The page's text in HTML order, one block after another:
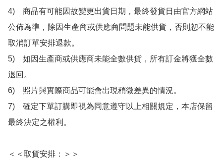
4)　商品有可能因故變更出貨日期，最終發貨日由官方網站
公佈為準，除因生產商或供應商問題未能供貨，否則恕不能
取消訂單安排退款。
5)　如因生產商或供應商未能全數供貨，所有訂金將獲全數
退回。
6)　照片與實際商品可能會出現稍微差異的情況。
7)　確定下單訂購即視為同意遵守以上相關規定，本店保留
最終決定之權利。
＜＜取貨安排：＞＞